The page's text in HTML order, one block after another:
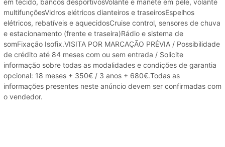
multifunçõesVidros elétricos dianteiros e traseirosEspelhos
elétricos, rebatíveis e aquecidosCruise control, sensores de chuva
e estacionamento (frente e traseira)Rádio e sistema de
somFixação Isofix.VISITA POR MARCAÇÃO PRÉVIA / Possibilidade
de crédito até 84 meses com ou sem entrada / Solicite
informação sobre todas as modalidades e condições de garantia
opcional: 18 meses + 350€ / 3 anos + 680€.Todas as
informações presentes neste anúncio devem ser confirmadas com
o vendedor.